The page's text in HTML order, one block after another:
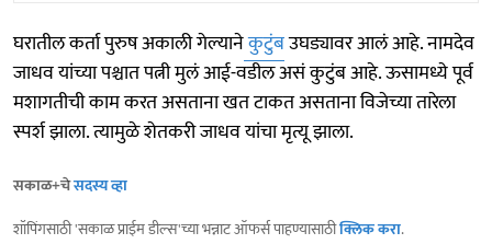
घरातील कर्ता पुरुष अकाली गेल्यानेकुटुंबउघड्यावर आलं आहे. नामदेव
जाधव यांच्या पश्चात पत्नी मुलं आई-वडील असं कुटुंब आहे. ऊसामध्ये पूर्व
मशागतीची काम करत असताना खत टाकत असताना विजेच्या तारेला
स्पर्श झाला. त्यामुळे शेतकरी जाधव यांचा मृत्यू झाला.
सकाळ+चेसदस्य व्हा
शॉपिंगसाठी 'सकाळ प्राईम डील्स'च्या भन्नाट ऑफर्स पाहण्यासाठीक्लिक करा.